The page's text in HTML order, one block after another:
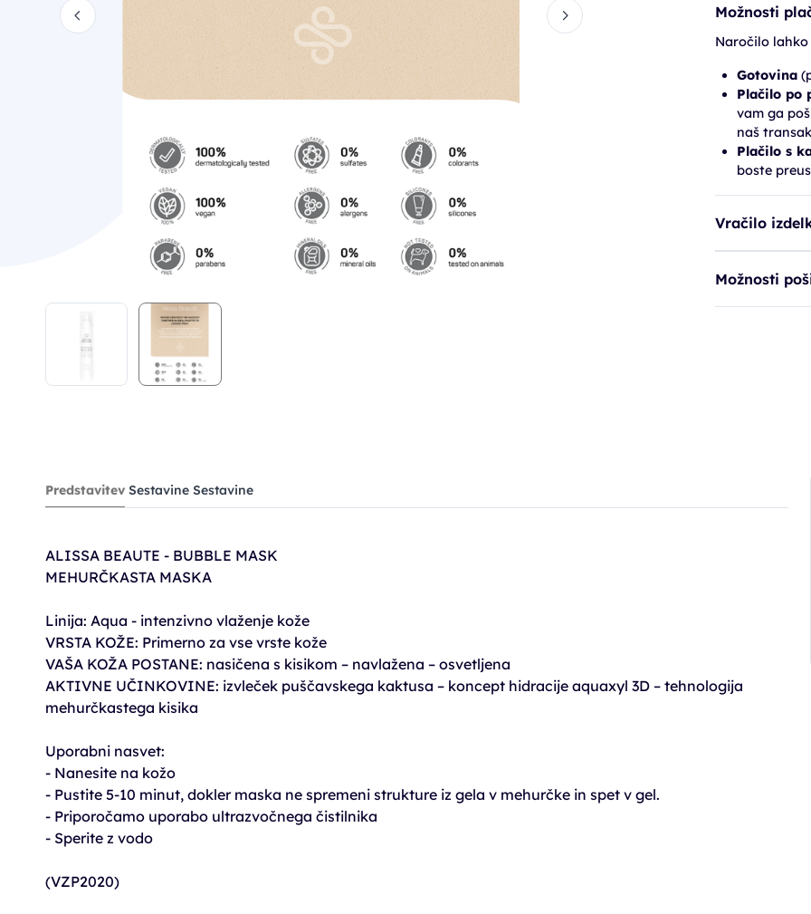
Možnosti
Naročilo
Gotovina
Plačilo po
vam ga
naš
Plačilo s
boste
Vračilo
Možnosti
Predstavitev Sestavine Sestavine
ALISSA BEAUTE - BUBBLE MASK
MEHURČKASTA MASKA
Linija: Aqua - intenzivno vlaženje kože
VRSTA KOŽE: Primerno za vse vrste kože
VAŠA KOŽA POSTANE: nasičena s kisikom – navlažena – osvetljena
AKTIVNE UČINKOVINE: izvleček puščavskega kaktusa – koncept hidracije aquaxyl 3D – tehnologija
mehurčkastega kisika
Uporabni nasvet:
- Nanesite na kožo
- Pustite 5-10 minut, dokler maska ne spremeni strukture iz gela v mehurčke in spet v gel.
- Priporočamo uporabo ultrazvočnega čistilnika
- Sperite z vodo
(VZP2020)